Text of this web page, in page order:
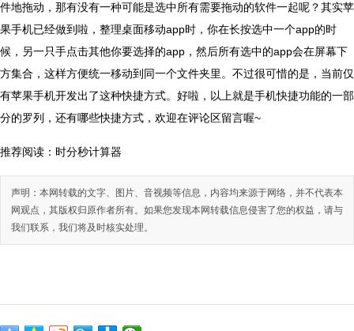
件地拖动，那有没有一种可能是选中所有需要拖动的软件一起呢？其实苹
果手机已经做到啦，整理桌面移动app时，你在长按选中一个app的时
候，另一只手点击其他你要选择的app，然后所有选中的app会在屏幕下
方集合，这样方便统一移动到同一个文件夹里。不过很可惜的是，当前仅
有苹果手机开发出了这种快捷方式。好啦，以上就是手机快捷功能的一部
分的罗列，还有哪些快捷方式，欢迎在评论区留言喔~
推荐阅读： 时分秒计算器
声明：本网转载的文字、图片、音视频等信息，内容均来源于网络，并不代表本
网观点，其版权归原作者所有。如果您发现本网转载信息侵害了您的权益，请与
我们联系，我们将及时核实处理。